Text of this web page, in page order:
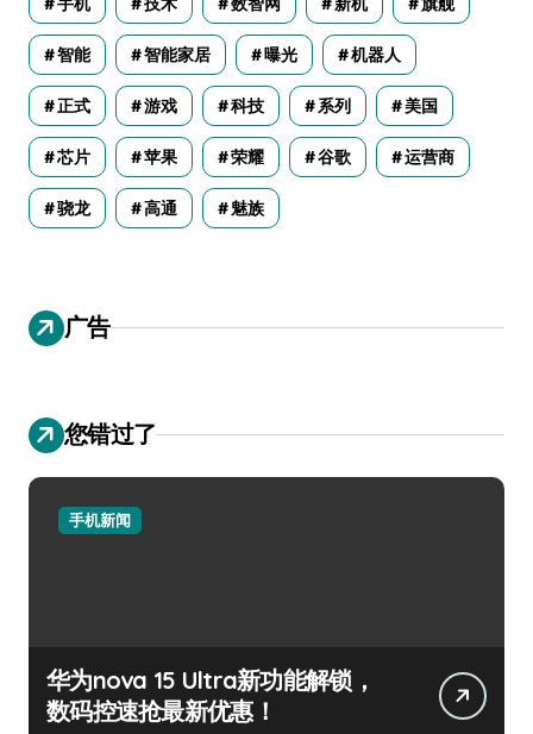
智能 智能家居 曝光 机器人
正式 游戏 科技 系列 美国
芯片 苹果 荣耀 谷歌 运营商
骁龙 高通 魅族
广告
您错过了
手机新闻
华为nova 15 Ultra新功能解锁，
数码控速抢最新优惠！